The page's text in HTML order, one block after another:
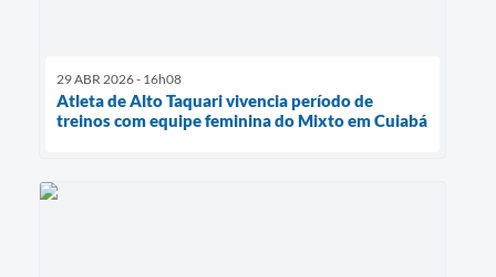
29 ABR 2026 - 16h08
Atleta de Alto Taquari vivencia período de
treinos com equipe feminina do Mixto em Cuiabá